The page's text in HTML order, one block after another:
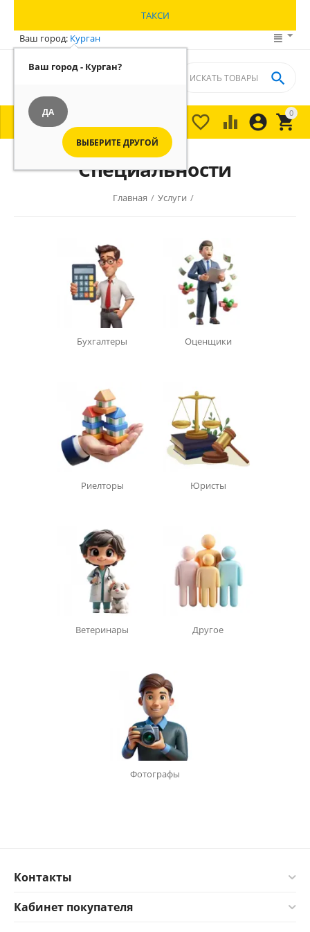
ТАКСИ
Ваш город: Курган
Ваш город - Курган?
ДА
ВЫБЕРИТЕ ДРУГОЙ
0


 

 МЕНЮ
Специальности
Главная / Услуги /
Бухгалтеры Оценщики
Риелторы Юристы
Ветеринары Другое
Фотографы
Контакты
Кабинет покупателя